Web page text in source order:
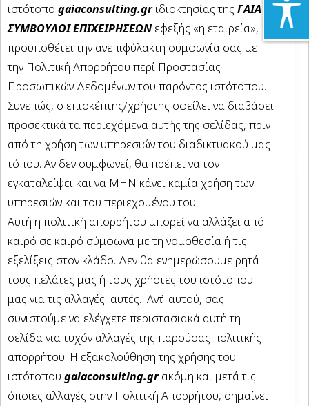
ιστότοπο gaiaconsulting.grιδιοκτησίας της ΓΑΙΑ
ΣΥΜΒΟΥΛΟΙ ΕΠΙΧΕΙΡΗΣΕΩΝεφεξής «η εταιρεία»,
προϋποθέτει την ανεπιφύλακτη συμφωνία σας με
την Πολιτική Απορρήτου περί Προστασίας
Προσωπικών Δεδομένων του παρόντος ιστότοπου.
Συνεπώς, ο επισκέπτης/χρήστης οφείλει να διαβάσει
προσεκτικά τα περιεχόμενα αυτής της σελίδας, πριν
από τη χρήση των υπηρεσιών του διαδικτυακού μας
τόπου. Αν δεν συμφωνεί, θα πρέπει να τον
εγκαταλείψει και να ΜΗΝ κάνει καμία χρήση των
υπηρεσιών και του περιεχομένου του.
Αυτή η πολιτική απορρήτου μπορεί να αλλάζει από
καιρό σε καιρό σύμφωνα με τη νομοθεσία ή τις
εξελίξεις στον κλάδο. Δεν θα ενημερώσουμε ρητά
τους πελάτες μας ή τους χρήστες του ιστότοπου
μας για τις αλλαγές αυτές. Αντ̓ αυτού, σας
συνιστούμε να ελέγχετε περιστασιακά αυτή τη
σελίδα για τυχόν αλλαγές της παρούσας πολιτικής
απορρήτου. Η εξακολούθηση της χρήσης του
ιστότοπου gaiaconsulting.grακόμη και μετά τις
όποιες αλλαγές στην Πολιτική Απορρήτου, σημαίνει